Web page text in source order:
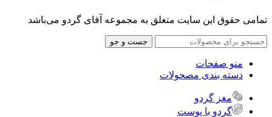
تمامی حقوق این سایت متعلق به مجموعه آقای گردو می‌باشد
جست و جو
منو صفحات
دسته بندی مصحولات
مغز گردو
گردو با پوست